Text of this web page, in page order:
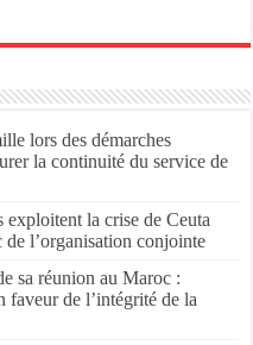
lors des démarches
la continuité du service de
la crise de Ceuta
l’organisation conjointe
sa réunion au Maroc :
faveur de l’intégrité de la